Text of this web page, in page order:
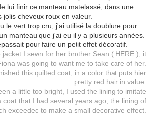
lui finir ce manteau matelassé, dans une
jolis cheveux roux en valeur.
le vert trop cru, j'ai utilisé la doublure pour
manteau que j'ai eu il y a plusieurs années,
pour faire un petit effet décoratif.
jacket I sewn for her brother Sean ( HERE ), it
was going to want me to take care of her.
this quilted coat, in a color that puts hier
pretty red hair in value.
a little too bright, I used the lining to imitate
coat that I had several years ago, the lining of
exceeded to make a small decorative effect.